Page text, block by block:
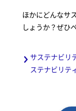
ほかにどんなサ
しょうか？ぜひ
サステナビリ
ステナビリテ